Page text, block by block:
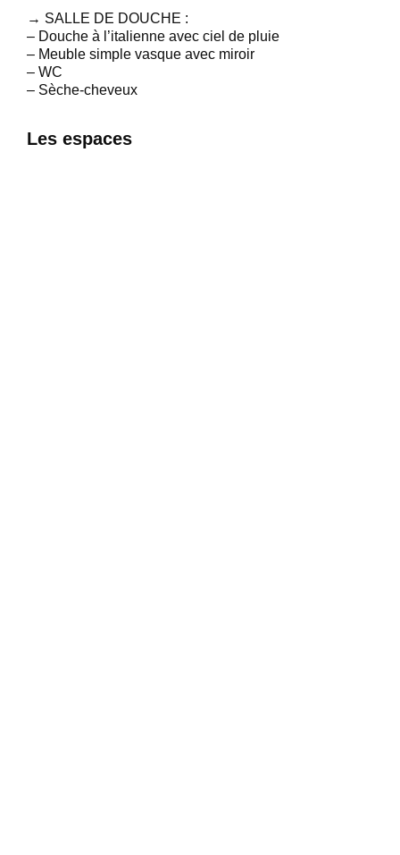
→ SALLE DE DOUCHE :
– Douche à l’italienne avec ciel de pluie
– Meuble simple vasque avec miroir
– WC
– Sèche-cheveux
Les espaces